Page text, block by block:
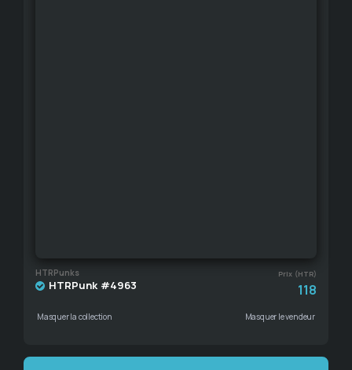
HTRPunks Prix (HTR)
HTRPunk #4963 118
Masquer la collection Masquer le vendeur